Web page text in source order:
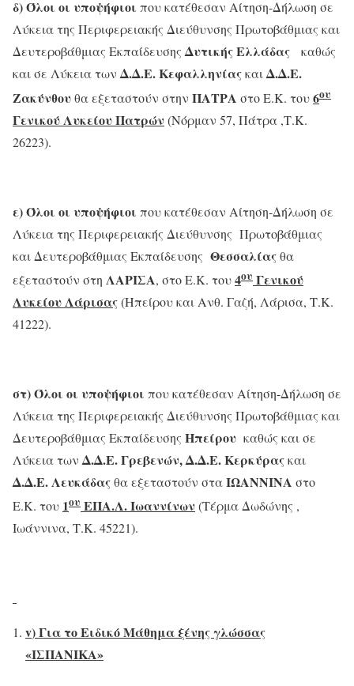
δ)Όλοι οι υποψήφιοι που κατέθεσαν Αίτηση-Δήλωση σε
Λύκεια της Περιφερειακής Διεύθυνσης Πρωτοβάθμιας και
Δευτεροβάθμιας ΕκπαίδευσηςΔυτικής Ελλάδας καθώς
και σε Λύκεια τωνΔ.Δ.Ε. ΚεφαλληνίαςκαιΔ.Δ.Ε.
Ζακύνθουθα εξεταστούν στην ΠΑΤΡΑ στο Ε.Κ. του6ου
Γενικού Λυκείου Πατρών (Νόρμαν 57, Πάτρα ,Τ.Κ.
26223).
ε)Όλοι οι υποψήφιοι που κατέθεσαν Αίτηση-Δήλωση σε
Λύκεια της Περιφερειακής Διεύθυνσης Πρωτοβάθμιας
και Δευτεροβάθμιας Εκπαίδευσης Θεσσαλίαςθα
εξεταστούν στη ΛΑΡΙΣΑ, στο Ε.Κ. του4ου Γενικού
Λυκείου Λάρισας(Ηπείρου και Ανθ. Γαζή, Λάρισα, Τ.Κ.
41222).
στ)Όλοι οι υποψήφιοι που κατέθεσαν Αίτηση-Δήλωση σε
Λύκεια της Περιφερειακής Διεύθυνσης Πρωτοβάθμιας και
Δευτεροβάθμιας Εκπαίδευσης Ηπείρου καθώς και σε
Λύκεια των Δ.Δ.Ε. Γρεβενών, Δ.Δ.Ε. Κερκύραςκαι
Δ.Δ.Ε. Λευκάδαςθα εξεταστούν σταΙΩΑΝΝΙΝΑ στο
Ε.Κ. του 1ου ΕΠΑ.Λ. Ιωαννίνων (Τέρμα Δωδώνης ,
Ιωάννινα, Τ.Κ. 45221).
v) Για το Ειδικό Μάθημα ξένης γλώσσας
«ΙΣΠΑΝΙΚΑ»